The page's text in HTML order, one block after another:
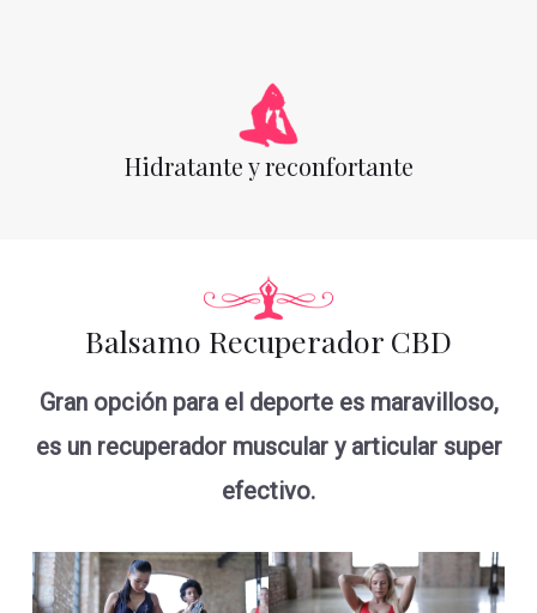
Hidratante y reconfortante
Balsamo Recuperador CBD
Gran opción para el deporte es maravilloso,
es un recuperador muscular y articular super
efectivo.